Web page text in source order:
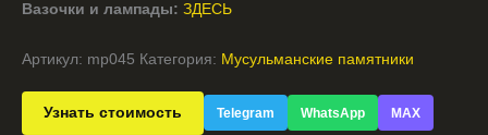
Вазочки и лампады: ЗДЕСЬ
Артикул: mp045 Категория: Мусульманские памятники
Узнать стоимость Telegram WhatsApp MAX